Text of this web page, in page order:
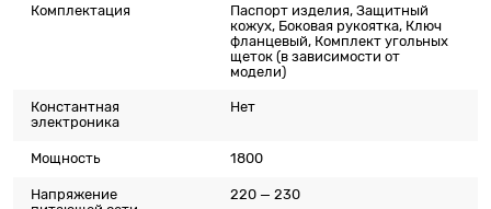
Комплектация
Паспорт изделия, Защитный
кожух, Боковая рукоятка, Ключ
фланцевый, Комплект угольных
щеток (в зависимости от
модели)
Константная
электроника
Нет
Мощность 1800
Напряжение
220 — 230